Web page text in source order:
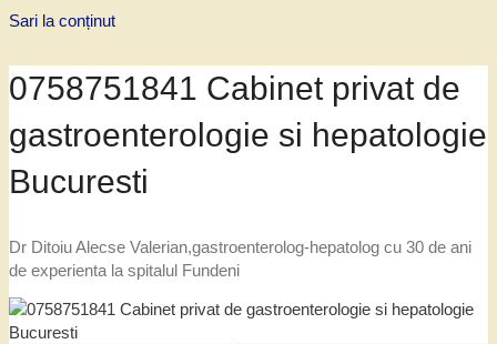
Sari la conținut
0758751841 Cabinet privat de
gastroenterologie si hepatologie
Bucuresti
Dr Ditoiu Alecse Valerian,gastroenterolog-hepatolog cu 30 de ani
de experienta la spitalul Fundeni